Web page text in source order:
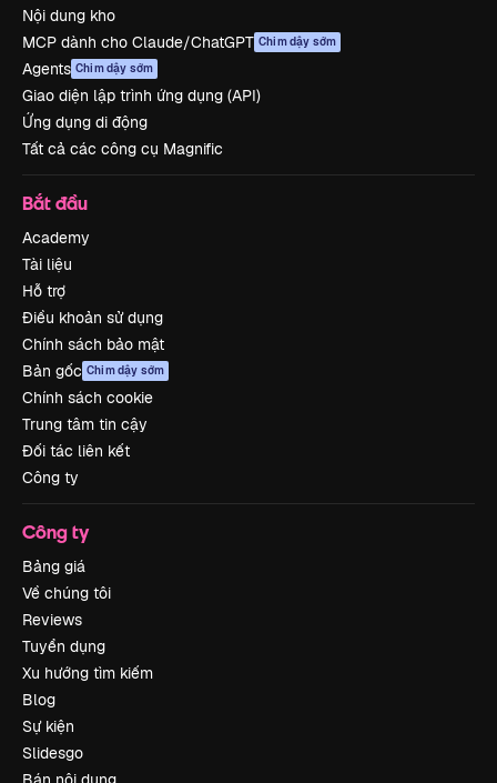
Nội dung kho
MCP dành cho Claude/ChatGPT Chim dậy sớm
Agents Chim dậy sớm
Giao diện lập trình ứng dụng (API)
Ứng dụng di động
Tất cả các công cụ Magnific
Bắt đầu
Academy
Tài liệu
Hỗ trợ
Điều khoản sử dụng
Chính sách bảo mật
Bản gốc Chim dậy sớm
Chính sách cookie
Trung tâm tin cậy
Đối tác liên kết
Công ty
Công ty
Bảng giá
Về chúng tôi
Reviews
Tuyển dụng
Xu hướng tìm kiếm
Blog
Sự kiện
Slidesgo